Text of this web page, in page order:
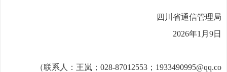
四川省通信管理局
2026年1 月 9日
（联系人： 王岚 ； 028-8701 2553 ； 1933490995@qq.co